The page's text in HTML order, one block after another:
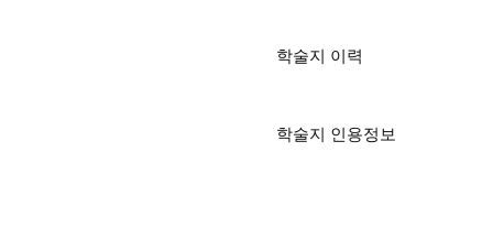
학술지 이력
학술지 인용정보